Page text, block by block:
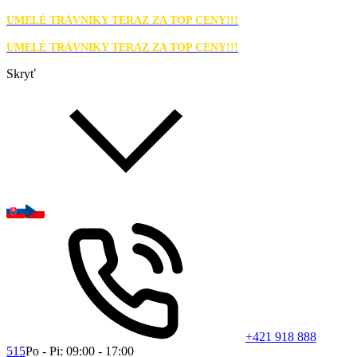
UMELÉ TRÁVNIKY TERAZ ZA TOP CENY!!!
UMELÉ TRÁVNIKY TERAZ ZA TOP CENY!!!
Skryť
+421 918 888
515Po - Pi: 09:00 - 17:00